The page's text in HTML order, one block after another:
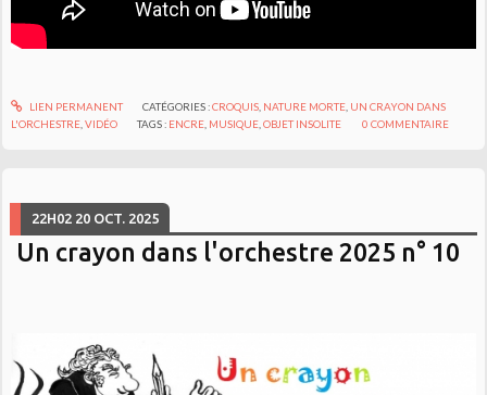
LIEN PERMANENT CATÉGORIES :CROQUIS, NATURE MORTE, UN CRAYON DANS
L'ORCHESTRE ,VIDÉO TAGS : ENCRE MUSIQUE ,OBJET INSOLITE 0 COMMENTAIRE
22H02 20 OCT. 2025
Un crayon dans l'orchestre 2025 n° 10